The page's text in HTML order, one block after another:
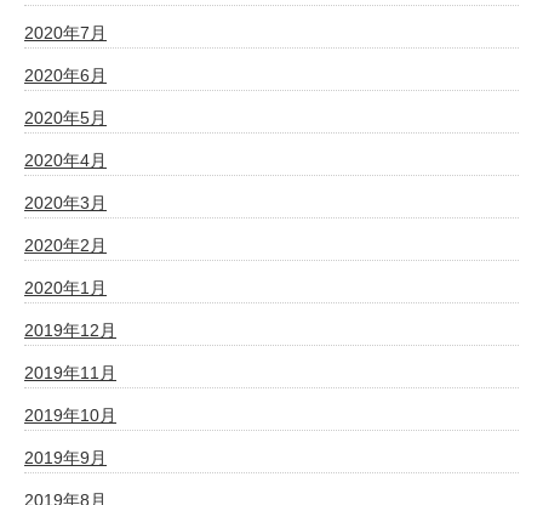
2020年7月
2020年6月
2020年5月
2020年4月
2020年3月
2020年2月
2020年1月
2019年12月
2019年11月
2019年10月
2019年9月
2019年8月